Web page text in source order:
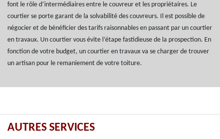
font le rôle d’intermédiaires entre le couvreur et les propriétaires. Le
courtier se porte garant de la solvabilité des couvreurs. Il est possible de
négocier et de bénéficier des tarifs raisonnables en passant par un courtier
en travaux. Un courtier vous évite l’étape fastidieuse de la prospection. En
fonction de votre budget, un courtier en travaux va se charger de trouver
un artisan pour le remaniement de votre toiture.
AUTRES SERVICES